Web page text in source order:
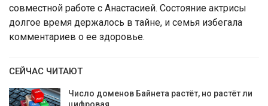
совместной работе с Анастасией. Состояние актрисы
долгое время держалось в тайне, и семья избегала
комментариев о ее здоровье​.
СЕЙЧАС ЧИТАЮТ
Число доменов Байнета растёт, но растёт ли